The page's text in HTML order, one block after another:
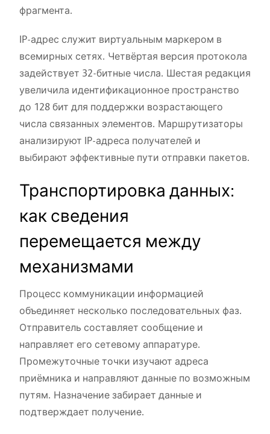
фрагмента.
IP-адрес служит виртуальным маркером в
всемирных сетях. Четвёртая версия протокола
задействует 32-битные числа. Шестая редакция
увеличила идентификационное пространство
до 128 бит для поддержки возрастающего
числа связанных элементов. Маршрутизаторы
анализируют IP-адреса получателей и
выбирают эффективные пути отправки пакетов.
Транспортировка данных:
как сведения
перемещается между
механизмами
Процесс коммуникации информацией
объединяет несколько последовательных фаз.
Отправитель составляет сообщение и
направляет его сетевому аппаратуре.
Промежуточные точки изучают адреса
приёмника и направляют данные по возможным
путям. Назначение забирает данные и
подтверждает получение.